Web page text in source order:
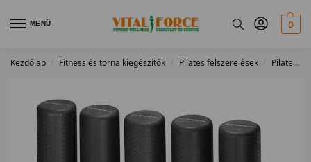
MENÜ 0
Kezdőlap / Fitness és torna kiegészítők / Pilates felszerelések / Pilates kiegészítők